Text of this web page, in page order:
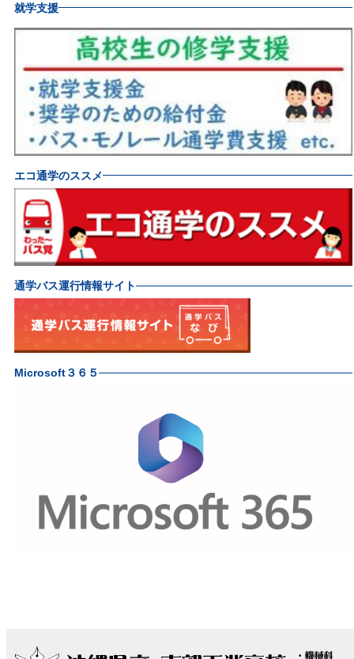
就学支援
エコ通学のススメ
通学バス運行情報サイト
Microsoft３６５